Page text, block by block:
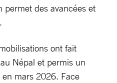
permet des avancées et
ont fait
Népal et permis un
mars 2026. Face